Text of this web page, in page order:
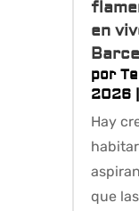
en
por
2026|
Hay
que